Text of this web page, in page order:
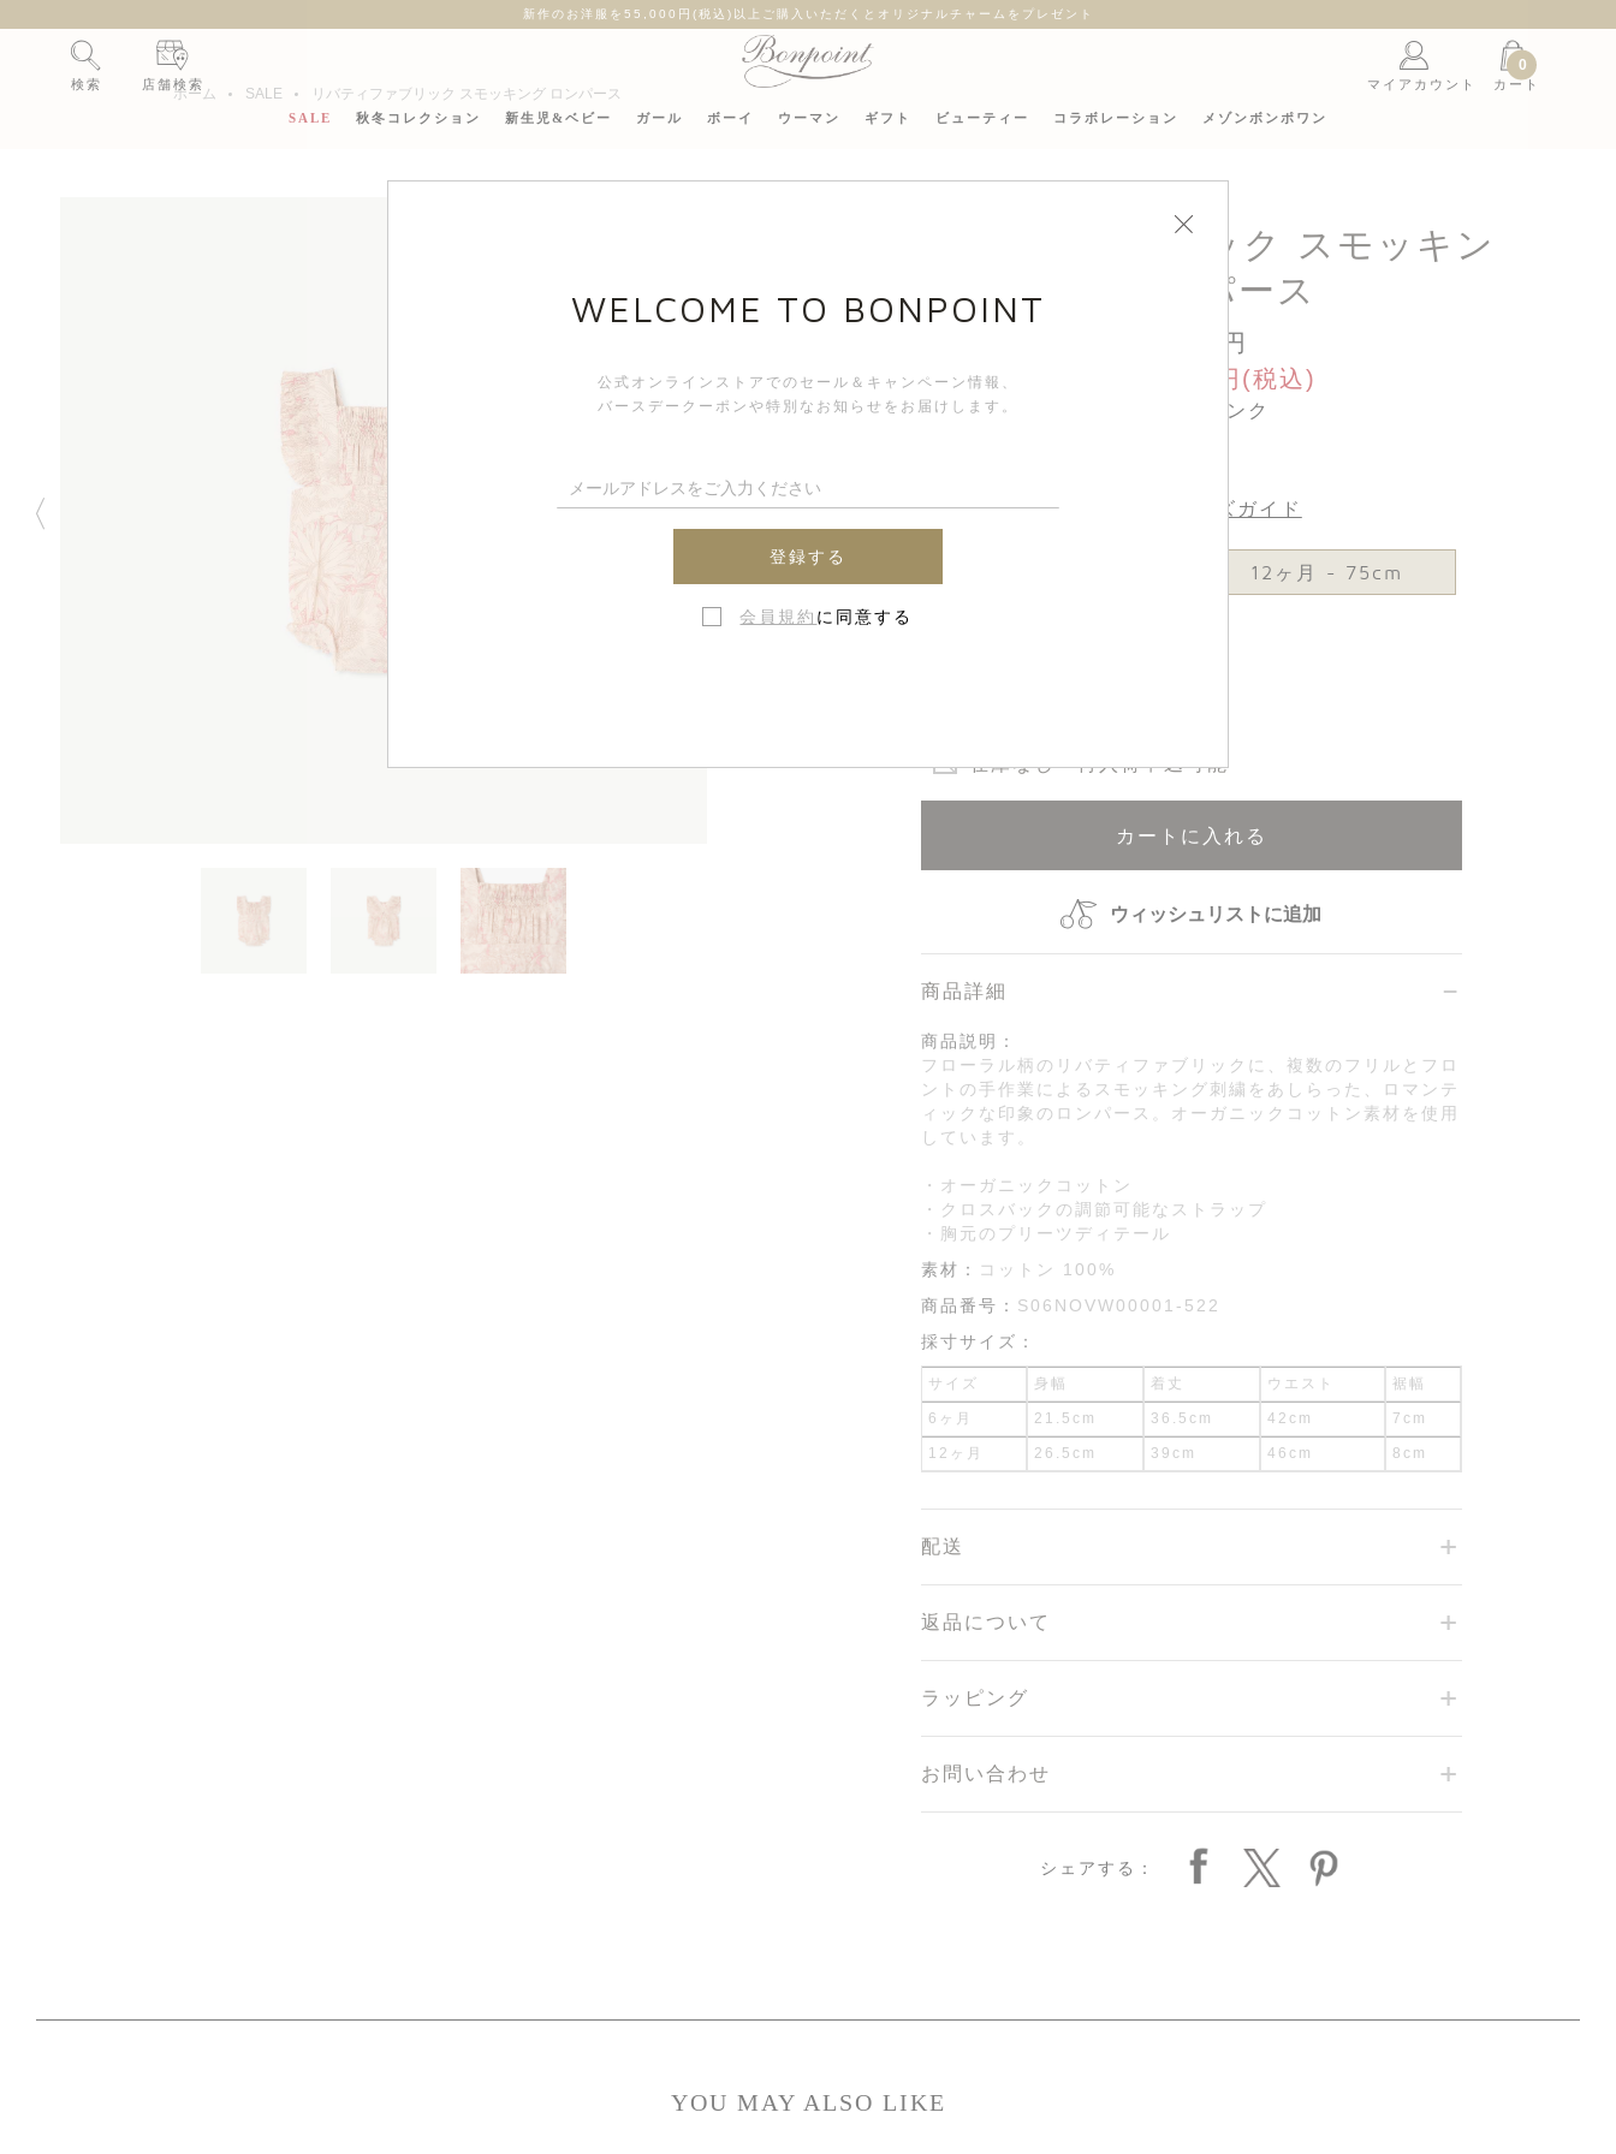
新作のお洋服を55,000円(税込)以上ご購入いただくとオリジナルチャームをプレゼント
検索 店舗検索 マイアカウント
0
カート
SALE 秋冬コレクション 新生児&ベビー ガール ボーイ ウーマン ギフト ビューティー コラボレーション メゾンボンポワン
ホーム SALE リバティファブリック スモッキング ロンパース
リバティファブリック スモッキン
グ ロンパース
39,600円
sale 19,800円(税込)
カラー : ピンク
サイズガイド
12ヶ月 - 75cm
在庫なし・再入荷申込可能
カートに入れる
ウィッシュリストに追加
商品詳細
商品説明：
フローラル柄のリバティファブリックに、複数のフリルとフロ
ントの手作業によるスモッキング刺繍をあしらった、ロマンテ
ィックな印象のロンパース。オーガニックコットン素材を使用
しています。
・オーガニックコットン
・クロスバックの調節可能なストラップ
・胸元のプリーツディテール
素材：
コットン 100%
商品番号： S06NOVW00001-522
採寸サイズ：
サイズ 身幅 着丈 ウエスト 裾幅
6ヶ月 21.5cm 36.5cm 42cm 7cm
12ヶ月 26.5cm 39cm 46cm 8cm
配送
返品について
ラッピング
お問い合わせ
シェアする：
YOU MAY ALSO LIKE
WELCOME TO BONPOINT
公式オンラインストアでのセール＆キャンペーン情報、
バースデークーポンや特別なお知らせをお届けします。
登録する
会員規約 に同意する